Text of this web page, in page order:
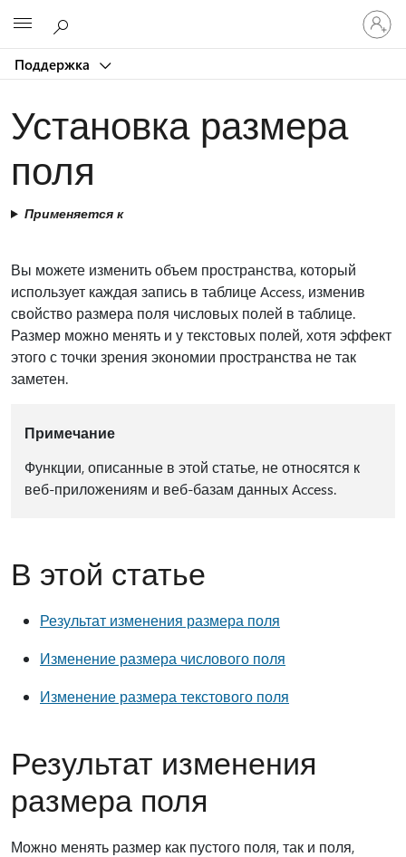
Поддержка
Установка размера
поля
Применяется к
Вы можете изменить объем пространства, который
использует каждая запись в таблице Access, изменив
свойство размера поля числовых полей в таблице.
Размер можно менять и у текстовых полей, хотя эффект
этого с точки зрения экономии пространства не так
заметен.
Примечание
Функции, описанные в этой статье, не относятся к
веб-приложениям и веб-базам данных Access.
В этой статье
Результат изменения размера поля
Изменение размера числового поля
Изменение размера текстового поля
Результат изменения
размера поля
Можно менять размер как пустого поля, так и поля,